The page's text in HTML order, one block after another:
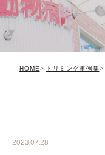
HOME トリミング事例集
2023.07.28